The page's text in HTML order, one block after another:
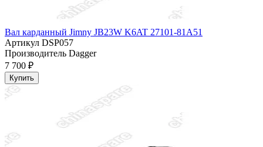
Вал карданный Jimny JB23W K6AT 27101-81A51
Артикул DSP057
Производитель Dagger
7 700 ₽
Купить